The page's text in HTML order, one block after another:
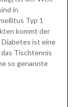
in
Typ 1
kommt der
ist eine
Tischtennis
so genannte